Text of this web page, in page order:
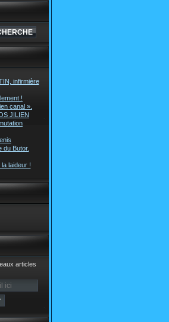
infirmière
!
canal ».
JILIEN
du Butor.
laideur !
articles